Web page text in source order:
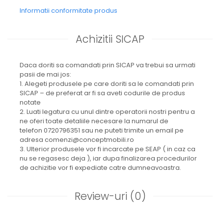
Informatii conformitate produs
Achizitii SICAP
Daca doriti sa comandati prin SICAP va trebui sa urmati
pasii de mai jos:
1. Alegeti produsele pe care doriti sa le comandati prin
SICAP – de preferat ar fi sa aveti codurile de produs
notate
2. Luati legatura cu unul dintre operatorii nostri pentru a
ne oferi toate detaliile necesare la numarul de
telefon 0720796351 sau ne puteti trimite un email pe
adresa comenzi@conceptmobili.ro
3. Ulterior produsele vor fi incarcate pe SEAP ( in caz ca
nu se regasesc deja ), iar dupa finalizarea procedurilor
de achizitie vor fi expediate catre dumneavoastra.
Review-uri (0)